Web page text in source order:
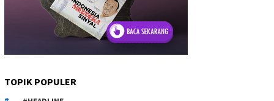
TOPIK POPULER